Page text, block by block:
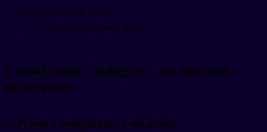
Yes, he is / No, he isn't
Yes, they are / No, they aren't
Cuándo usar "going to": los dos usos
principales
1. Planes e intenciones ya decididos